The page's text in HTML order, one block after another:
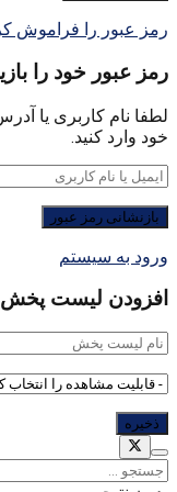
رمز عبور را فراموش
رمز عبور خود را
لطفا نام کاربری یا
خود وارد کنید.
ورود به سیستم
افزودن لیست پخش